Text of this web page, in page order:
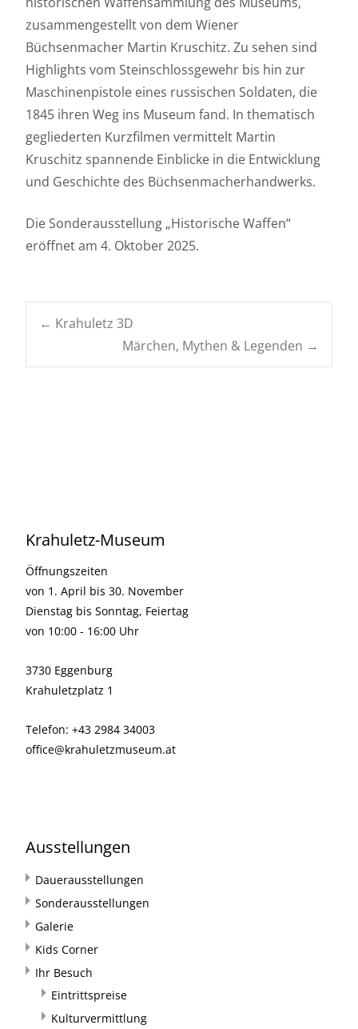
zusammengestellt von dem Wiener
Büchsenmacher Martin Kruschitz. Zu sehen sind
Highlights vom Steinschlossgewehr bis hin zur
Maschinenpistole eines russischen Soldaten, die
1845 ihren Weg ins Museum fand. In thematisch
gegliederten Kurzfilmen vermittelt Martin
Kruschitz spannende Einblicke in die Entwicklung
und Geschichte des Büchsenmacherhandwerks.
Die Sonderausstellung „Historische Waffen“
eröffnet am 4. Oktober 2025.
Navigation
posten
← Krahuletz 3D
Märchen, Mythen & Legenden →
Krahuletz-Museum
Öffnungszeiten
von 1. April bis 30. November
Dienstag bis Sonntag, Feiertag
von 10:00 - 16:00 Uhr
3730 Eggenburg
Krahuletzplatz 1
Telefon: +43 2984 34003
office@krahuletzmuseum.at
Ausstellungen
Dauerausstellungen
Sonderausstellungen
Galerie
Kids Corner
Ihr Besuch
Eintrittspreise
Kulturvermittlung